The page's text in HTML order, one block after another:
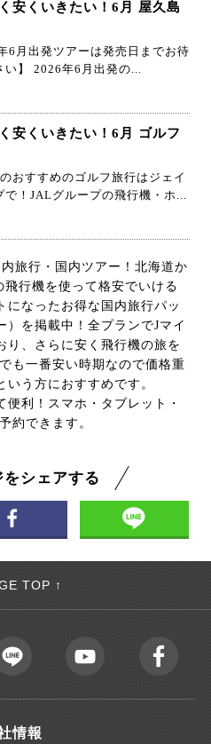
安くいきたい！6月 屋久島
6月出発ツアーは発売日までお待
い】 2026年6月出発の...
安くいきたい！6月 ゴルフ
おすすめのゴルフ旅行はジェイ
で！JALグループの飛行機・ホ...
旅行・国内ツアー！北海道か
行機を使って格安でいける
になったお得な国内旅行パッ
）を掲載中！全プランでJマイ
り、さらに安く飛行機の旅を
も一番安い時期なので価格重
う方におすすめです。
利！スマホ・タブレット・
約できます。
をシェアする
TOP ↑
情報